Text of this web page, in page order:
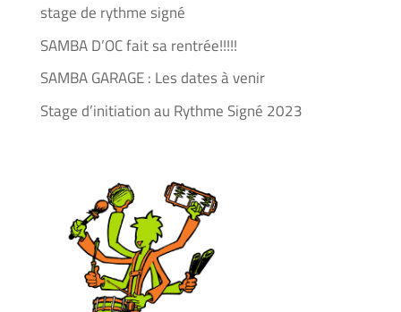
stage de rythme signé
SAMBA D’OC fait sa rentrée!!!!!
SAMBA GARAGE : Les dates à venir
Stage d’initiation au Rythme Signé 2023